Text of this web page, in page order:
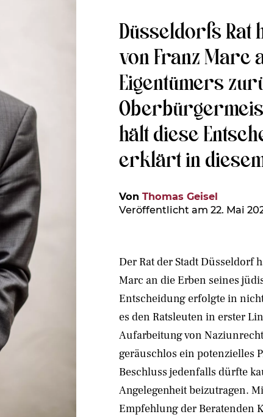
Düsseldorfs Rat
von Franz Marc
Eigentümers
hält diese
erklärt in
Von Thomas Geisel
Veröffentlicht am 22. Mai
Der Rat der Stadt Düsseldorf
Marc an die Erben seines
Entscheidung erfolgte in
es den Ratsleuten in erster
Aufarbeitung von
geräuschlos ein potenzielles
Beschluss jedenfalls dürfte
Angelegenheit beizutragen.
Empfehlung der Beratenden